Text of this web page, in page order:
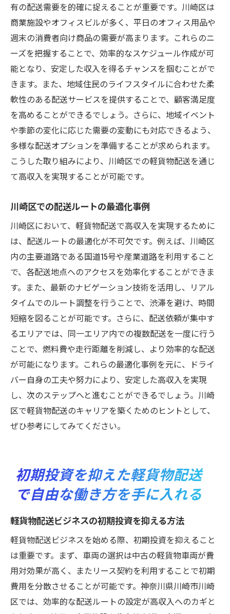
有の配送需要を的確に捉えることが重要です。川崎区は
商業施設やオフィスビルが多く、平日のオフィス用品や
週末の消費者向け商品の需要が高まります。これらのニ
ーズを把握することで、効率的なスケジュール作成が可
能となり、安定した収入を得るチャンスを掴むことがで
きます。また、地域住民のライフスタイルに合わせた柔
軟性のある配送サービスを提供することで、顧客満足度
を高めることができるでしょう。さらに、地域イベント
や季節の変化に応じた需要の変動にも対応できるよう、
多様な配送オプションを準備することが求められます。
こうした取り組みにより、川崎区での軽貨物配送を通じ
て高収入を実現することが可能です。
川崎区での配送ルートの最適化事例
川崎区において、軽貨物配送で高収入を実現するために
は、配送ルートの最適化が不可欠です。例えば、川崎区
内の主要道路である国道15号や産業道路を利用すること
で、各配送地点へのアクセスを効率化することができま
す。また、最新のナビゲーション技術を活用し、リアル
タイムでのルート調整を行うことで、渋滞を避け、時間
短縮を図ることが可能です。さらに、配送依頼が集中す
るエリアでは、同一エリア内での複数配送を一度に行う
ことで、燃料費や走行距離を削減し、より効率的な配送
が可能になります。これらの最適化事例を元に、ドライ
バー自身の工夫や努力により、安定した高収入を実現
し、次のステップへと進むことができるでしょう。川崎
区で軽貨物配送のキャリアを築くためのヒントとして、
ぜひ参考にしてみてください。
初期投資を抑えた軽貨物配送
で自由な働き方を手に入れる
軽貨物配送ビジネスの初期投資を抑える方法
軽貨物配送ビジネスを始める際、初期投資を抑えること
は重要です。まず、車両の選択は中古の軽貨物車両が費
用対効果が高く、またリース契約を利用することで初期
費用を分散させることが可能です。神奈川県川崎市川崎
区では、効率的な配送ルートの設定が高収入へのカギと